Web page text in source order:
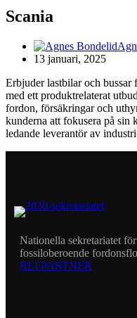
Scania
13 januari, 2025
Erbjuder lastbilar och
med ett produktrelaterat
fordon, försäkringar och
kunderna att fokusera på sin
ledande leverantör av
Nationella sekretariatet
fossiloberoende
BLI PARTNER